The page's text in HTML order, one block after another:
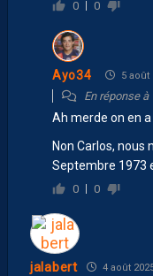
0 0
Ayo34 5 août
En réponse à
Ah merde on en
Non Carlos, nous
Septembre 1973
0 0
jalabert 4 août